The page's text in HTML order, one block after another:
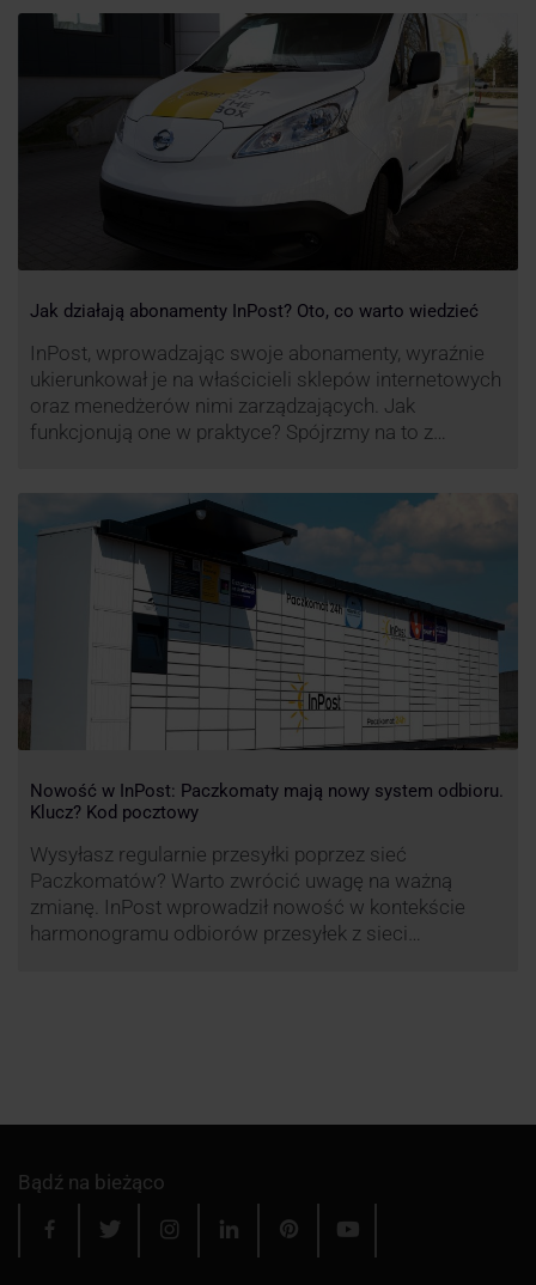
Jak działają abonamenty InPost? Oto, co warto wiedzieć
InPost, wprowadzając swoje abonamenty, wyraźnie
ukierunkował je na właścicieli sklepów internetowych
oraz menedżerów nimi zarządzających. Jak
funkcjonują one w praktyce? Spójrzmy na to z
Nowość w InPost: Paczkomaty mają nowy system odbioru.
Klucz? Kod pocztowy
Wysyłasz regularnie przesyłki poprzez sieć
Paczkomatów? Warto zwrócić uwagę na ważną
zmianę. InPost wprowadził nowość w kontekście
harmonogramu odbiorów przesyłek z sieci
Bądź na bieżąco